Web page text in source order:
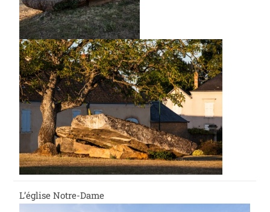
L’église Notre-Dame